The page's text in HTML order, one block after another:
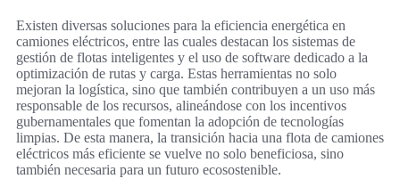
Existen diversas soluciones para la eficiencia energética en
camiones eléctricos, entre las cuales destacan los sistemas de
gestión de flotas inteligentes y el uso de software dedicado a la
optimización de rutas y carga. Estas herramientas no solo
mejoran la logística, sino que también contribuyen a un uso más
responsable de los recursos, alineándose con los incentivos
gubernamentales que fomentan la adopción de tecnologías
limpias. De esta manera, la transición hacia una flota de camiones
eléctricos más eficiente se vuelve no solo beneficiosa, sino
también necesaria para un futuro ecosostenible.